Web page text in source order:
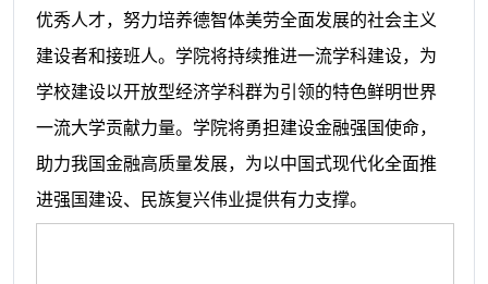
优秀人才，努力培养德智体美劳全面发展的社会主义
建设者和接班人。学院将持续推进一流学科建设，为
学校建设以开放型经济学科群为引领的特色鲜明世界
一流大学贡献力量。学院将勇担建设金融强国使命，
助力我国金融高质量发展，为以中国式现代化全面推
进强国建设、民族复兴伟业提供有力支撑。